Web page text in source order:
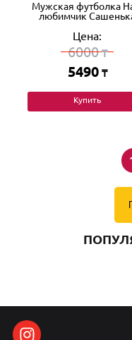
Мужская футболка
любимчик
Цена:
6000₸
5490 ₸
Купить